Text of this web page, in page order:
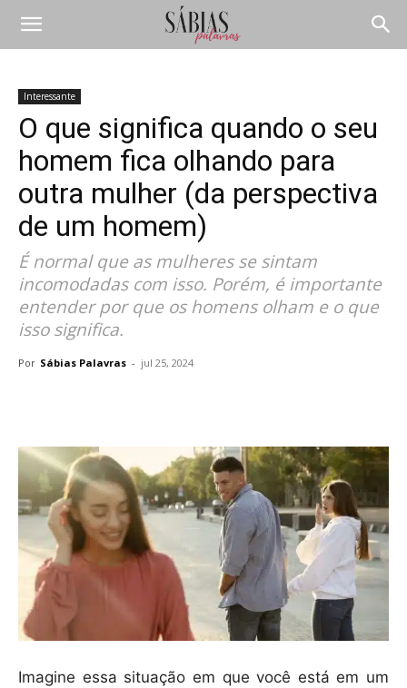
Interessante
O que significa quando o seu
homem fica olhando para
outra mulher (da perspectiva
de um homem)
É normal que as mulheres se sintam
incomodadas com isso. Porém, é importante
entender por que os homens olham e o que
isso significa.
Por Sábias Palavras - jul 25, 2024
Imagine essa situação em que você está em um